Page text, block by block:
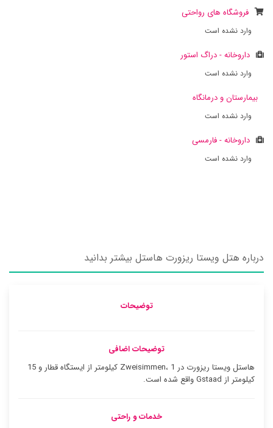
فروشگاه های رواحتی
وارد نشده است
داروخانه - دراگ استور
وارد نشده است
بیمارستان و درمانگاه
وارد نشده است
داروخانه - فارمسی
وارد نشده است
درباره هتل ویستا ریزورت هاستل بیشتر بدانید
توضیحات
توضیحات اضافی
هاستل ویستا ریزورت در Zweisimmen، 1 کیلومتر از ایستگاه قطار و 15
کیلومتر از Gstaad واقع شده است.
خدمات و راحتی